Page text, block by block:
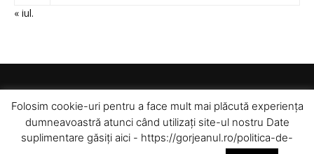
« iul.
Folosim cookie-uri pentru a face mult mai plăcută experiența
dumneavoastră atunci când utilizați site-ul nostru Date
suplimentare găsiți aici - https://gorjeanul.ro/politica-de-